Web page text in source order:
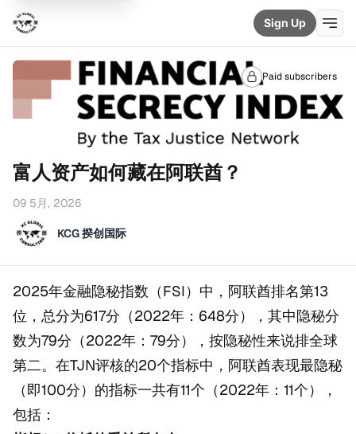
Sign Up
Paid subscribers
富人资产如何藏在阿联酋？
09 5月, 2026
KCG 揆创国际
2025年金融隐秘指数（FSI）中，阿联酋排名第13
位，总分为617分（2022年：648分），其中隐秘分
数为79分（2022年：79分），按隐秘性来说排全球
第二。在TJN评核的20个指标中，阿联酋表现最隐秘
（即100分）的指标一共有11个（2022年：11个），
包括：